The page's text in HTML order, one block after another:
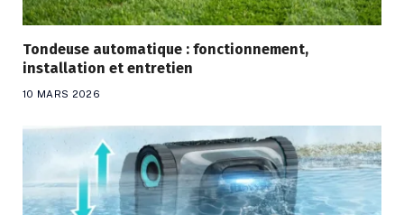
Tondeuse automatique : fonctionnement,
installation et entretien
10 MARS 2026